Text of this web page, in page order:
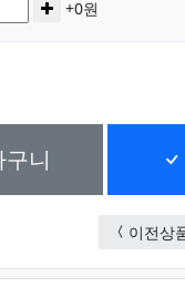
증가+0원
니
이전상